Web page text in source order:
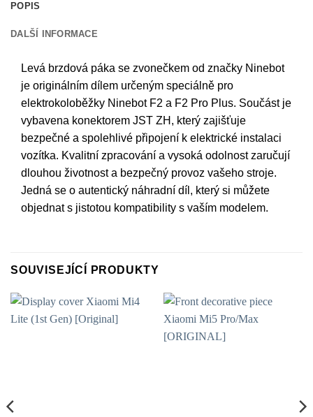
POPIS
DALŠÍ INFORMACE
Levá brzdová páka se zvonečkem od značky Ninebot
je originálním dílem určeným speciálně pro
elektrokoloběžky Ninebot F2 a F2 Pro Plus. Součást je
vybavena konektorem JST ZH, který zajišťuje
bezpečné a spolehlivé připojení k elektrické instalaci
vozítka. Kvalitní zpracování a vysoká odolnost zaručují
dlouhou životnost a bezpečný provoz vašeho stroje.
Jedná se o autentický náhradní díl, který si můžete
objednat s jistotou kompatibility s vaším modelem.
SOUVISEJÍCÍ PRODUKTY